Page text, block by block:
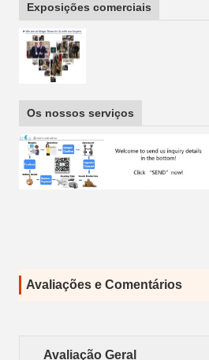
Exposições comerciais
Os nossos serviços
Avaliações e Comentários
Avaliação Geral